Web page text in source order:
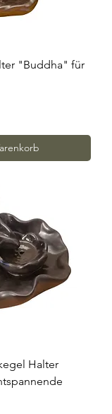
"Buddha" für
Halter